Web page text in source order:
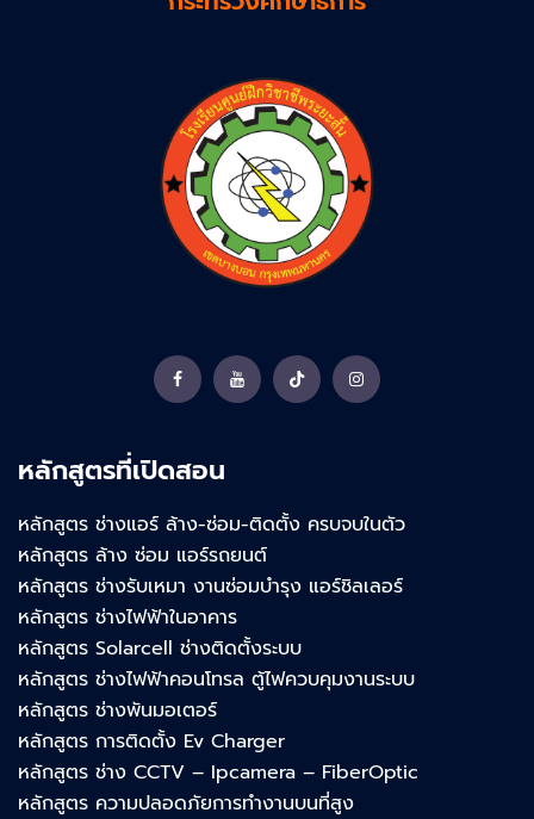
FacebookYouTubeTikTokInstagram
หลักสูตรที่เปิดสอน
หลักสูตร ช่างแอร์ ล้าง-ซ่อม-ติดตั้ง ครบจบในตัว
หลักสูตร ล้าง ซ่อม แอร์รถยนต์
หลักสูตร ช่างรับเหมา งานซ่อมบำรุง แอร์ชิลเลอร์
หลักสูตร ช่างไฟฟ้าในอาคาร
หลักสูตร Solarcell ช่างติดตั้งระบบ
หลักสูตร ช่างไฟฟ้าคอนโทรล ตู้ไฟควบคุมงานระบบ
หลักสูตร ช่างพันมอเตอร์
หลักสูตร การติดตั้ง Ev Charger
หลักสูตร ช่าง CCTV – Ipcamera – FiberOptic
หลักสูตร ความปลอดภัยการทำงานบนที่สูง